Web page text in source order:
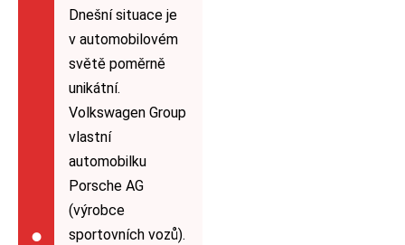
Dnešní situace je
v automobilovém
světě poměrně
unikátní.
Volkswagen Group
vlastní
automobilku
Porsche AG
(výrobce
sportovních vozů).